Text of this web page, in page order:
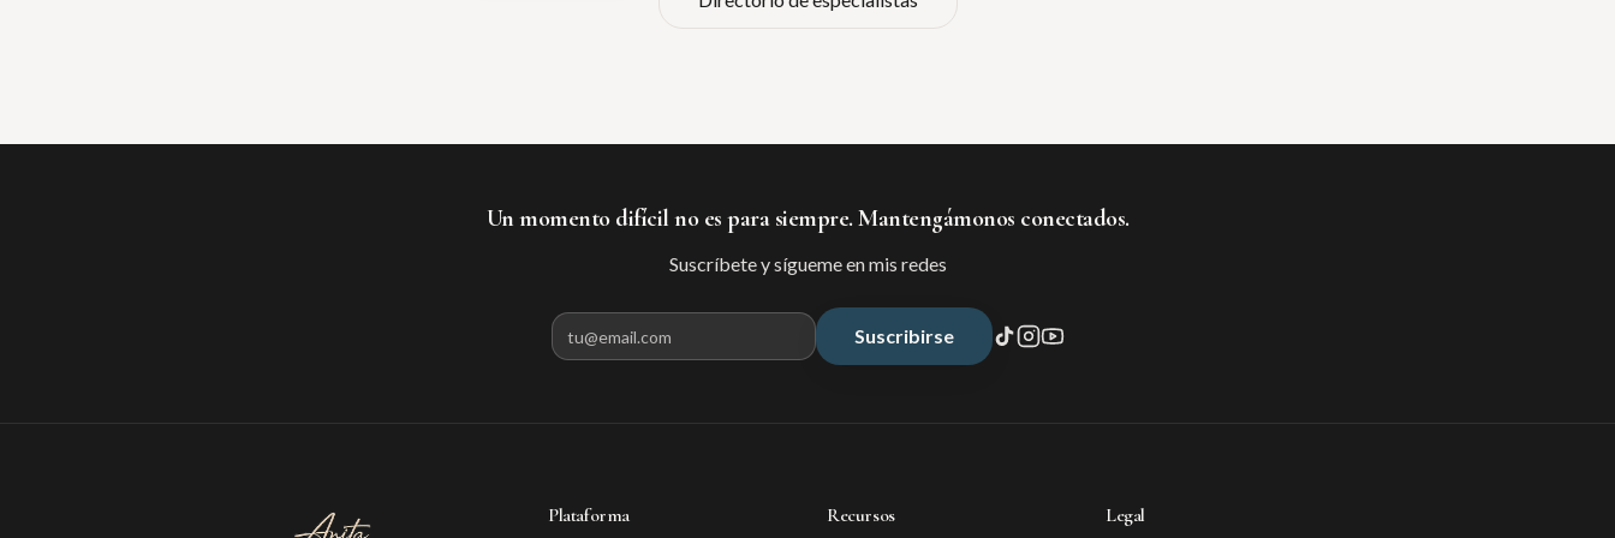
Un momento difícil no es para siempre. Mantengámonos conectados.
Suscríbete y sígueme en mis redes
Correo electrónico para suscribirte al boletín
Suscribirse
Plataforma Recursos Legal